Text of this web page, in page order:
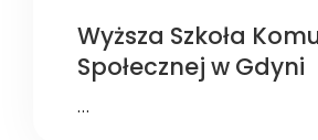
Wyższa Szkoła
Społecznej w Gdyni
…